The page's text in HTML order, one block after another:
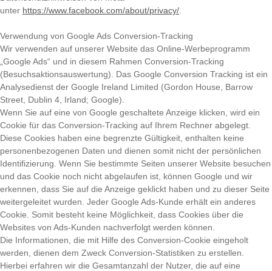
unter https://www.facebook.com/about/privacy/
Verwendung von Google Ads Conversion-Tracking
Wir verwenden auf unserer Website das Online-Werbeprogramm
„Google Ads“ und in diesem Rahmen Conversion-Tracking
(Besuchsaktionsauswertung). Das Google Conversion Tracking ist ein
Analysedienst der Google Ireland Limited (Gordon House, Barrow
Street, Dublin 4, Irland; Google).
Wenn Sie auf eine von Google geschaltete Anzeige klicken, wird ein
Cookie für das Conversion-Tracking auf Ihrem Rechner abgelegt.
Diese Cookies haben eine begrenzte Gültigkeit, enthalten keine
personenbezogenen Daten und dienen somit nicht der persönlichen
Identifizierung. Wenn Sie bestimmte Seiten unserer Website besuchen
und das Cookie noch nicht abgelaufen ist, können Google und wir
erkennen, dass Sie auf die Anzeige geklickt haben und zu dieser Seite
weitergeleitet wurden. Jeder Google Ads-Kunde erhält ein anderes
Cookie. Somit besteht keine Möglichkeit, dass Cookies über die
Websites von Ads-Kunden nachverfolgt werden können.
Die Informationen, die mit Hilfe des Conversion-Cookie eingeholt
werden, dienen dem Zweck Conversion-Statistiken zu erstellen.
Hierbei erfahren wir die Gesamtanzahl der Nutzer, die auf eine